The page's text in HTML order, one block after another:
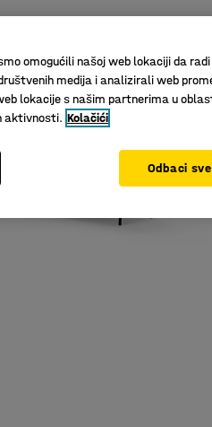
omogućili našoj web lokaciji da
medija i analizirali web
lokacije s našim partnerima u
aktivnosti. Kolačići
Odbaci sve